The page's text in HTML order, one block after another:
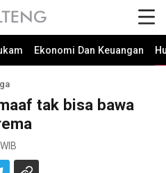
Ekonomi Dan Keuangan
tak bisa bawa